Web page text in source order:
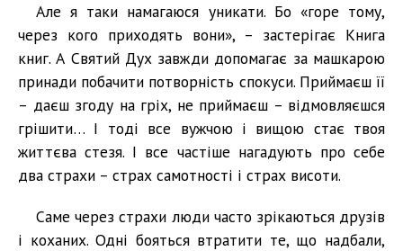
Але я таки намагаюся уникати. Бо «горе тому,
через кого приходять вони», – застерігає Книга
книг. А Святий Дух завжди допомагає за машкарою
принади побачити потворність спокуси. Приймаєш її
– даєш згоду на гріх, не приймаєш – відмовляєшся
грішити… І тоді все вужчою і вищою стає твоя
життєва стезя. І все частіше нагадують про себе
два страхи – страх самотності і страх висоти.
Саме через страхи люди часто зрікаються друзів
і коханих. Одні бояться втратити те, що надбали,